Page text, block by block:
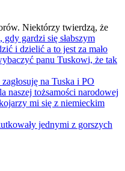
Niektórzy twierdzą, że
gardzi się słabszym
i dzielić a to jest za mało
panu Tuskowi, że tak
na Tuska i PO
naszej tożsamości narodowej
mi się z niemieckim
jednymi z gorszych